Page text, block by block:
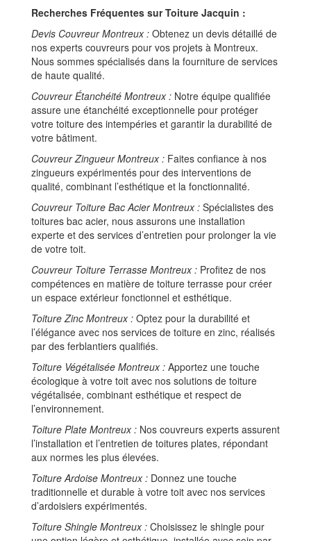
Recherches Fréquentes sur Toiture Jacquin :
Devis Couvreur Montreux : Obtenez un devis détaillé de
nos experts couvreurs pour vos projets à Montreux.
Nous sommes spécialisés dans la fourniture de services
de haute qualité.
Couvreur Étanchéité Montreux : Notre équipe qualifiée
assure une étanchéité exceptionnelle pour protéger
votre toiture des intempéries et garantir la durabilité de
votre bâtiment.
Couvreur Zingueur Montreux : Faites confiance à nos
zingueurs expérimentés pour des interventions de
qualité, combinant l’esthétique et la fonctionnalité.
Couvreur Toiture Bac Acier Montreux : Spécialistes des
toitures bac acier, nous assurons une installation
experte et des services d’entretien pour prolonger la vie
de votre toit.
Couvreur Toiture Terrasse Montreux : Profitez de nos
compétences en matière de toiture terrasse pour créer
un espace extérieur fonctionnel et esthétique.
Toiture Zinc Montreux : Optez pour la durabilité et
l’élégance avec nos services de toiture en zinc, réalisés
par des ferblantiers qualifiés.
Toiture Végétalisée Montreux : Apportez une touche
écologique à votre toit avec nos solutions de toiture
végétalisée, combinant esthétique et respect de
l’environnement.
Toiture Plate Montreux : Nos couvreurs experts assurent
l’installation et l’entretien de toitures plates, répondant
aux normes les plus élevées.
Toiture Ardoise Montreux : Donnez une touche
traditionnelle et durable à votre toit avec nos services
d’ardoisiers expérimentés.
Toiture Shingle Montreux : Choisissez le shingle pour